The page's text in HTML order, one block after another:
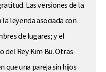
Las versiones de la
leyenda asociada con
de lugares; y el
del Rey Kim Bu. Otras
que una pareja sin hijos